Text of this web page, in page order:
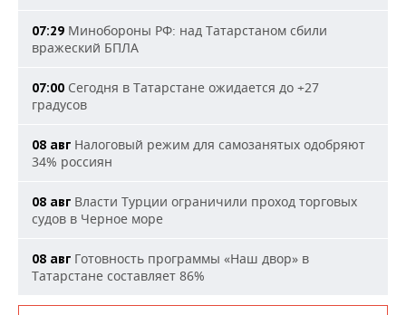
07:29 Минобороны РФ: над Татарстаном сбили
вражеский БПЛА
07:00 Сегодня в Татарстане ожидается до +27
градусов
08 авг Налоговый режим для самозанятых одобряют
34% россиян
08 авг Власти Турции ограничили проход торговых
судов в Черное море
08 авг Готовность программы «Наш двор» в
Татарстане составляет 86%